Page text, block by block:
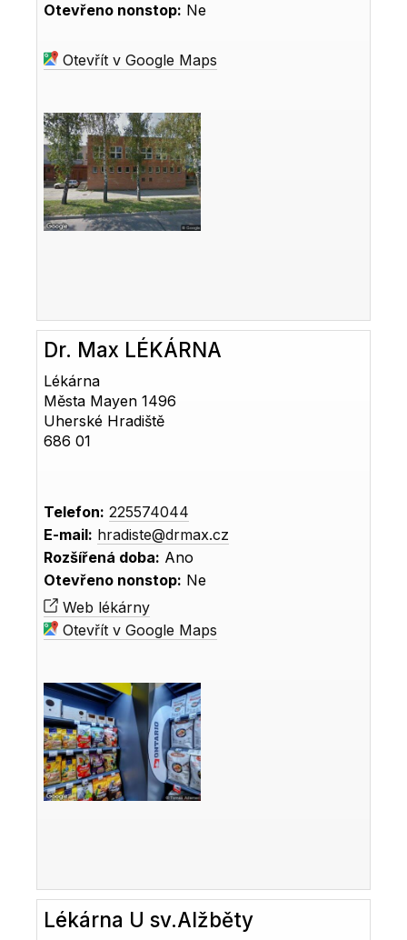
Otevřeno nonstop: Ne
Otevřít v Google Maps
Dr. Max LÉKÁRNA
Lékárna
Města Mayen 1496
Uherské Hradiště
686 01
Telefon: 225574044
E-mail: hradiste@drmax.cz
Rozšířená doba: Ano
Otevřeno nonstop: Ne
Web lékárny
Otevřít v Google Maps
Lékárna U sv.Alžběty